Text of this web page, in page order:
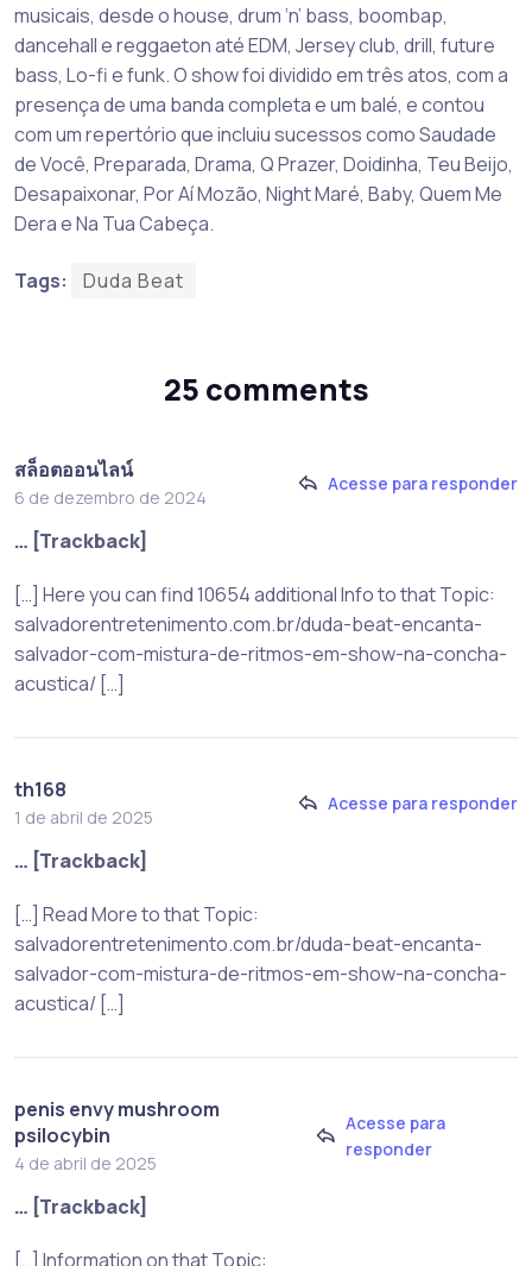
musicais, desde o house, drum ‘n’ bass, boombap,
dancehall e reggaeton até EDM, Jersey club, drill, future
bass, Lo-fi e funk. O show foi dividido em três atos, com a
presença de uma banda completa e um balé, e contou
com um repertório que incluiu sucessos como Saudade
de Você, Preparada, Drama, Q Prazer, Doidinha, Teu Beijo,
Desapaixonar, Por Aí Mozão, Night Maré, Baby, Quem Me
Dera e Na Tua Cabeça.
Tags: Duda Beat
25 comments
สล็อตออนไลน์
6 de dezembro de 2024
Acesse para responder
… [Trackback]
[…] Here you can find 10654 additional Info to that Topic:
salvadorentretenimento.com.br/duda-beat-encanta-
salvador-com-mistura-de-ritmos-em-show-na-concha-
acustica/ […]
th168
1 de abril de 2025
Acesse para responder
… [Trackback]
[…] Read More to that Topic:
salvadorentretenimento.com.br/duda-beat-encanta-
salvador-com-mistura-de-ritmos-em-show-na-concha-
acustica/ […]
penis envy mushroom
psilocybin
4 de abril de 2025
Acesse para
responder
… [Trackback]
[…] Information on that Topic: